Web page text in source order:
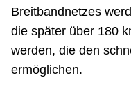
Breitbandnetzes
die später über 180
werden, die den
ermöglichen.